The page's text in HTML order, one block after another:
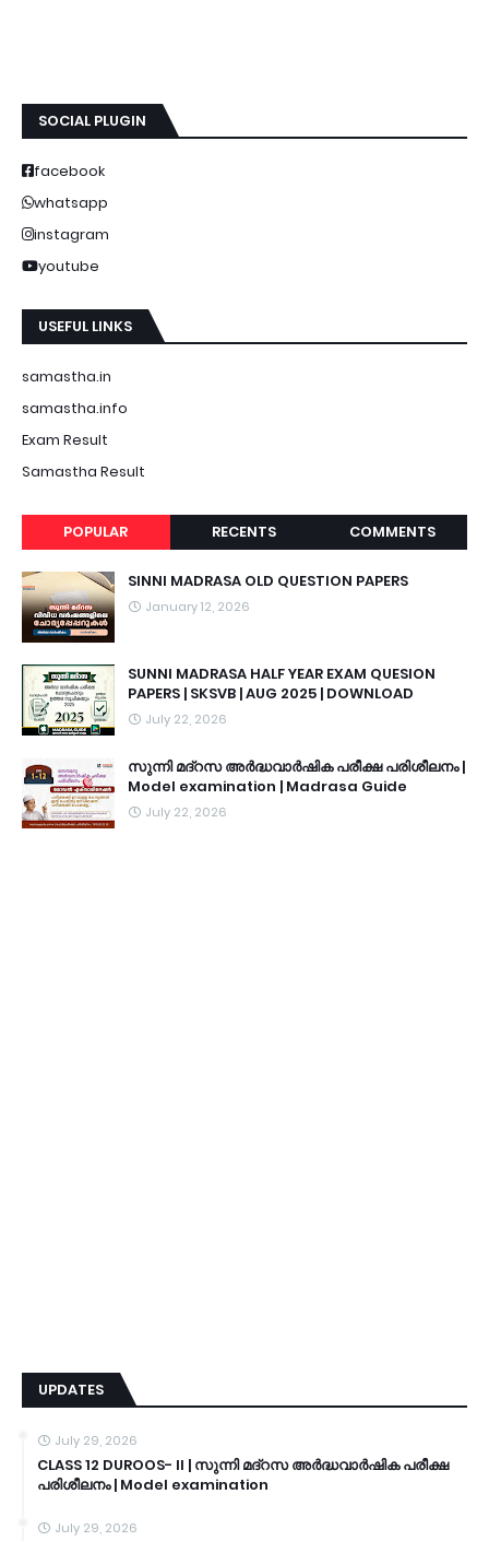
SOCIAL PLUGIN
facebook
whatsapp
instagram
youtube
USEFUL LINKS
samastha.in
samastha.info
Exam Result
Samastha Result
POPULAR RECENTS COMMENTS
SINNI MADRASA OLD QUESTION PAPERS
January 12, 2026
SUNNI MADRASA HALF YEAR EXAM QUESION
PAPERS | SKSVB | AUG 2025 | DOWNLOAD
July 22, 2026
സുന്നി മദ്റസ അർദ്ധവാർഷിക പരീക്ഷ പരിശീലനം |
Model examination | Madrasa Guide
July 22, 2026
UPDATES
July 29, 2026
CLASS 12 DUROOS- II | സുന്നി മദ്റസ അർദ്ധവാർഷിക പരീക്ഷ
പരിശീലനം | Model examination
July 29, 2026